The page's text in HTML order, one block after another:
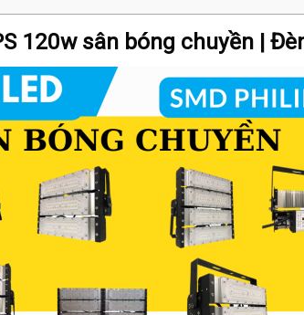
120w sân bóng chuyền |